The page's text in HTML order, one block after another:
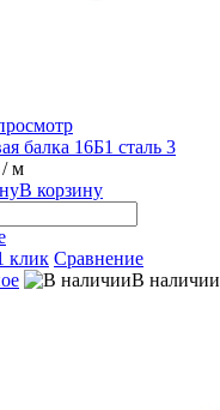
балка 16Б1 сталь 3
/ м
В корзину
клик Сравнение
В наличии